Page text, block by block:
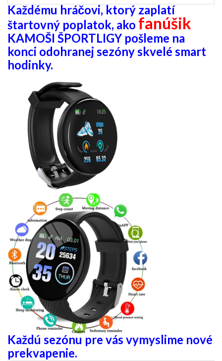
Každému hráčovi, ktorý zaplatí
štartovný poplatok, ako fanúšik
KAMOŠI ŠPORTLIGY pošleme na
konci odohranej sezóny skvelé smart
hodinky.
Každú sezónu pre vás vymyslime nové
prekvapenie.